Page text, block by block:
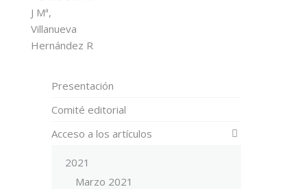
J Mª,
Villanueva
Hernández R
Presentación
Comité editorial
Acceso a los artículos
2021
Marzo 2021